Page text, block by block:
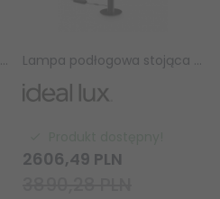
Lampa podłogowa stojąca LED czarna tuba minimalistyczna klasyczna nowoczesna Dorica pt1 366128 Ideal Lux Lampa podłogowa stojąca LED czarne tuby minimalistyczna klasyczna nowoczesna Dorica pt3 366234 Ideal Lux
2606,49 PLN